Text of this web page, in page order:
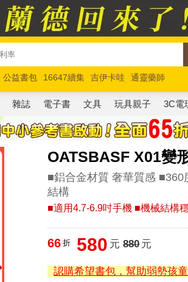
公益書包 16647續集 吉伊卡哇
通靈藥師
馬斯克 玩具總動員5 超慢跑
雜誌 電子書 文具 玩具親子 3C電
OATSBASF X01變
■鋁合金材質 奢華質感
結構
■適用4.7-6.9吋手機 ■機械結構
66 折 580 元 880元
認購希望書包，幫助弱勢孩